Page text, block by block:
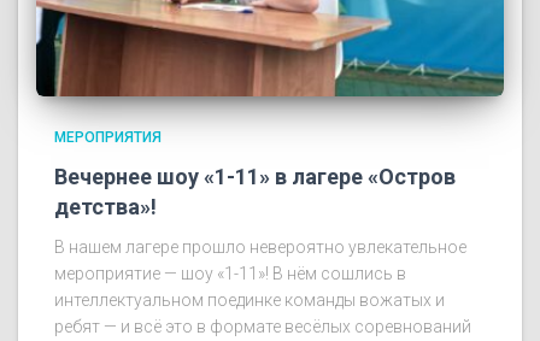
МЕРОПРИЯТИЯ
Вечернее шоу «1-11» в лагере «Остров
детства»!
В нашем лагере прошло невероятно увлекательное
мероприятие — шоу «1-11»! В нём сошлись в
интеллектуальном поединке команды вожатых и
ребят — и всё это в формате весёлых соревнований